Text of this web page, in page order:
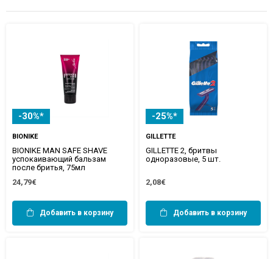
-30%*
BIONIKE
BIONIKE MAN SAFE SHAVE
успокаивающий бальзам
после бритья, 75мл
24,79€
Добавить в корзину
-25%*
GILLETTE
GILLETTE 2, бритвы
одноразовые, 5 шт.
2,08€
Добавить в корзину